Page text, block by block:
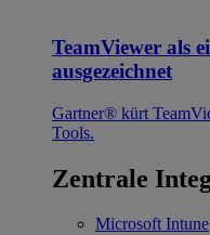
TeamViewer als
ausgezeichnet
Gartner® kürt
Tools.
Zentrale
Microsoft Intune